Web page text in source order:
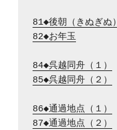
81◆後朝（きぬぎぬ）
82◆お年玉
84◆呉越同舟（１）
85◆呉越同舟（２）
86◆通過地点（１）
87◆通過地点（２）